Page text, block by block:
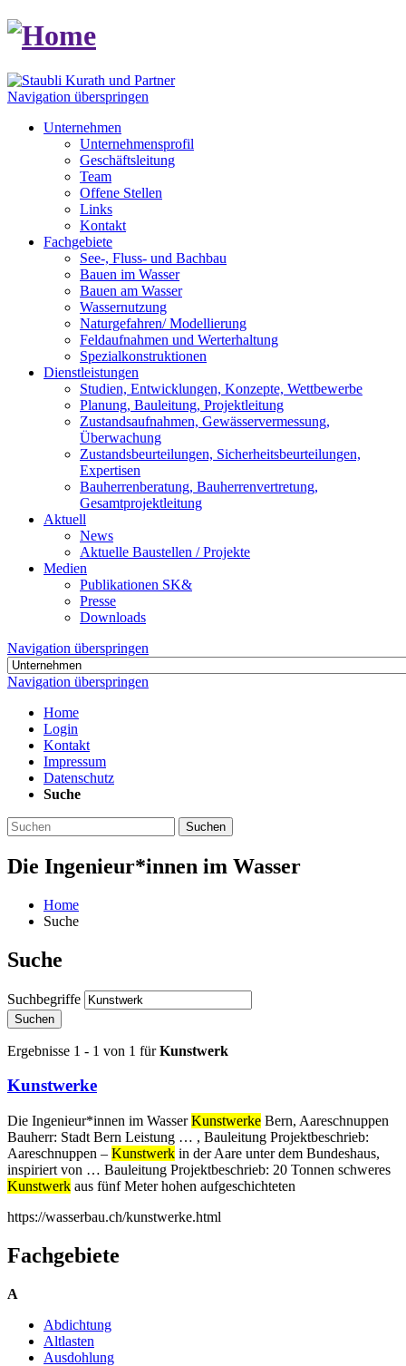
Navigation überspringen
Unternehmen
Unternehmensprofil
Geschäftsleitung
Team
Offene Stellen
Links
Kontakt
Fachgebiete
See-, Fluss- und Bachbau
Bauen im Wasser
Bauen am Wasser
Wassernutzung
Naturgefahren/ Modellierung
Feldaufnahmen und Werterhaltung
Spezialkonstruktionen
Dienstleistungen
Studien, Entwicklungen, Konzepte, Wettbewerbe
Planung, Bauleitung, Projektleitung
Zustandsaufnahmen, Gewässervermessung,
Überwachung
Zustandsbeurteilungen, Sicherheitsbeurteilungen,
Expertisen
Bauherrenberatung, Bauherrenvertretung,
Gesamtprojektleitung
Aktuell
News
Aktuelle Baustellen / Projekte
Medien
Publikationen SK&
Presse
Downloads
Navigation überspringen
Navigation überspringen
Home
Login
Kontakt
Impressum
Datenschutz
Suche
Suchen
Die Ingenieur*innen im Wasser
Home
Suche
Suche
Suchbegriffe
Suchen
Ergebnisse 1 - 1 von 1 fürKunstwerk
Kunstwerke
Die Ingenieur*innen im WasserKunstwerke Bern, Aareschnuppen
Bauherr: Stadt Bern Leistung … , Bauleitung Projektbeschrieb:
Aareschnuppen – Kunstwerk in der Aare unter dem Bundeshaus,
inspiriert von … Bauleitung Projektbeschrieb: 20 Tonnen schweres
Kunstwerk aus fünf Meter hohen aufgeschichteten
https://wasserbau.ch/kunstwerke.html
Fachgebiete
A
Abdichtung
Altlasten
Ausdohlung